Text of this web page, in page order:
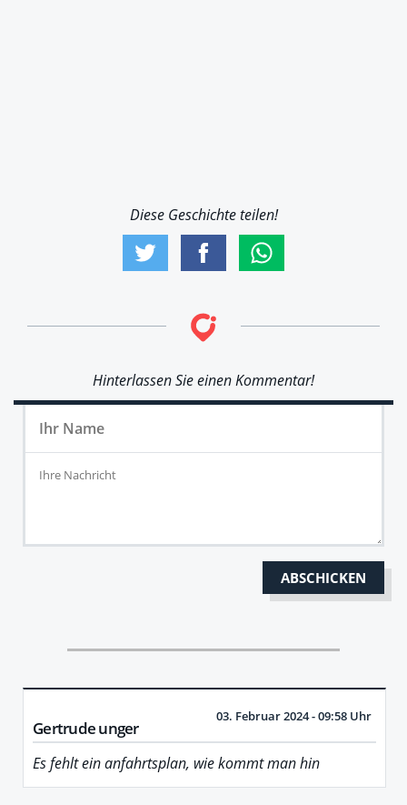
Diese Geschichte teilen!
Hinterlassen Sie einen Kommentar!
Gertrude unger
03. Februar 2024 - 09:58 Uhr
Es fehlt ein anfahrtsplan, wie kommt man hin